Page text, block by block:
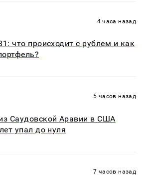
4 часа назад
что происходит с рублем и как
5 часов назад
Саудовской Аравии в США
упал до нуля
7 часов назад